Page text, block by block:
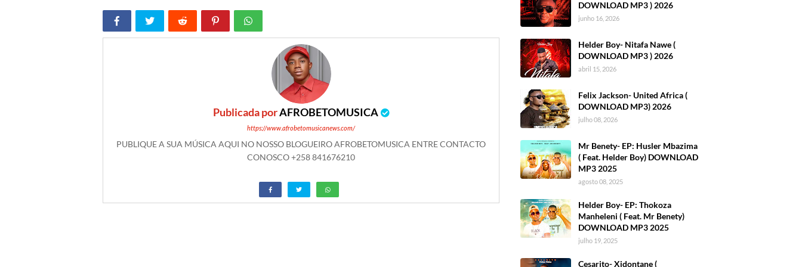
Publicada porAFROBETOMUSICA
https://www.afrobetomusicanews.com/
PUBLIQUE A SUA MÚSICA AQUI NO NOSSO BLOGUEIRO AFROBETOMUSICA ENTRE CONTACTO
CONOSCO +258 841676210
DOWNLOAD MP3 ) 2026
junho 16, 2026
Helder Boy- Nitafa Nawe (
DOWNLOAD MP3 ) 2026
abril 15, 2026
Felix Jackson- United Africa (
DOWNLOAD MP3) 2026
julho 08, 2026
Mr Benety- EP: Husler Mbazima
( Feat. Helder Boy) DOWNLOAD
MP3 2025
agosto 08, 2025
Helder Boy- EP: Thokoza
Manheleni ( Feat. Mr Benety)
DOWNLOAD MP3 2025
julho 19, 2025
Cesarito- Xidontane (